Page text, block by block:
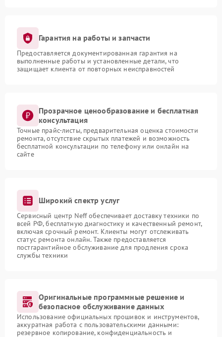
Гарантия на работы и запчасти
Предоставляется документированная гарантия на
выполненные работы и установленные детали, что
защищает клиента от повторных неисправностей
Прозрачное ценообразование и бесплатная
консультация
Точные прайс-листы, предварительная оценка стоимости
ремонта, отсутствие скрытых платежей и возможность
бесплатной консультации по телефону или онлайн на
сайте
Широкий спектр услуг
Сервисный центр Neff обеспечивает доставку техники по
всей РФ, бесплатную диагностику и качественный ремонт,
включая срочный ремонт. Клиенты могут отслеживать
статус ремонта онлайн. Также предоставляется
постгарантийное обслуживание для продления срока
службы техники
Оригинальные программные решение и
безопасное обслуживание данных
Использование официальных прошивок и инструментов,
аккуратная работа с пользовательскими данными:
резервное копирование, конфиденциальность и